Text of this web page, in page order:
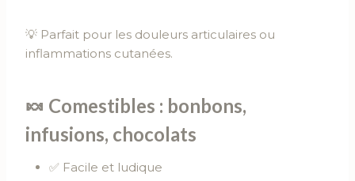
💡 Parfait pour les douleurs articulaires ou
inflammations cutanées.
🍬 Comestibles : bonbons,
infusions, chocolats
✅ Facile et ludique